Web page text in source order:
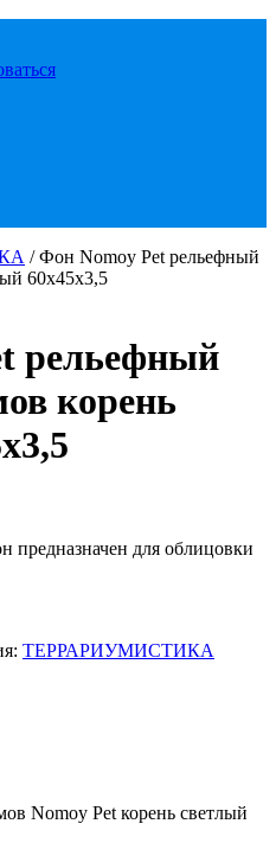
/ Фон Nomoy Pet рельефный
60х45х3,5
рельефный
корень
предназначен для облицовки
ТЕРРАРИУМИСТИКА
Nomoy Pet корень светлый